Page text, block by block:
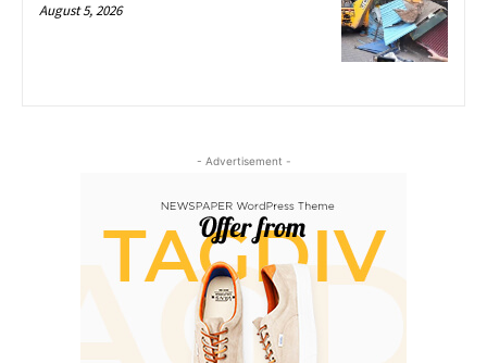
August 5, 2026
- Advertisement -